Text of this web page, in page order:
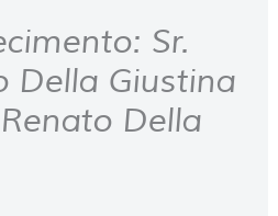
Sr.
Della Giustina
Della